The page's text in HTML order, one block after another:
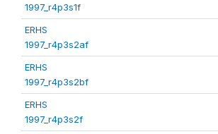
1997_r4p3s1f
ERHS
1997_r4p3s2af
ERHS
1997_r4p3s2bf
ERHS
1997_r4p3s2f